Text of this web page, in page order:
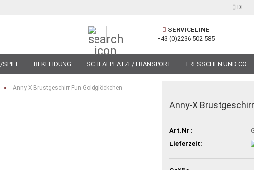
DE
SERVICELINE
+43 (0)2236 502 585
SPIEL BEKLEIDUNG SCHLAFPLÄTZE/TRANSPORT FRESSCHEN UND CO
» Anny-X Brustgeschirr Fun Goldglöckchen
Anny-X
Art.Nr.:
Lieferzeit: